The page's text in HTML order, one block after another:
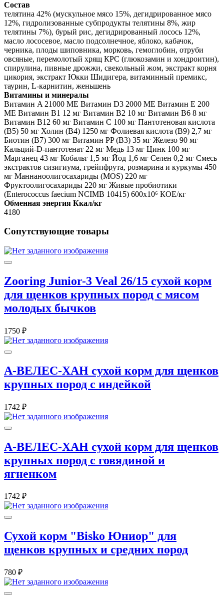
Состав
телятина 42% (мускульное мясо 15%, дегидрированное мясо
12%, гидролизованные субпродукты телятины 8%, жир
телятины 7%), бурый рис, дегидрированный лосось 12%,
масло лососевое, масло подсолнечное, яблоко, кабачок,
черника, плоды шиповника, морковь, гемоглобин, отруби
овсяные, перемолотый хрящ КРС (глюкозамин и хондроитин),
спирулина, пивные дрожжи, свекольный жом, экстракт корня
цикория, экстракт Юкки Шидигера, витаминный премикс,
таурин, L-карнитин, женьшень
Витамины и минералы
Витамин A 21000 ME Витамин D3 2000 ME Витамин E 200
МЕ Витамин B1 12 мг Витамин B2 10 мг Витамин B6 8 мг
Витамин B12 60 мг Витамин C 100 мг Пантотеновая кислота
(B5) 50 мг Холин (В4) 1250 мг Фолиевая кислота (B9) 2,7 мг
Биотин (В7) 300 мг Витамин PP (B3) 35 мг Железо 90 мг
Кальций-D-пантотенат 22 мг Медь 13 мг Цинк 100 мг
Марганец 43 мг Кобальт 1,5 мг Йод 1,6 мг Селен 0,2 мг Смесь
экстрактов сизигиума, грейпфрута, розмарина и куркумы 450
мг Маннаноолигосахариды (MOS) 220 мг
Фруктоолигосахариды 220 мг Живые пробиотики
(Enterococcus faecium NCIMB 10415) 600x10⁶ КОЕ/кг
Обменная энергия Ккал/кг
4180
Сопутствующие товары
Zooring Junior-3 Veal 26/15 сухой корм
для щенков крупных пород с мясом
молодых бычков
1750 ₽
А-ВЕЛЕС-ХАН сухой корм для щенков
крупных пород с индейкой
1742 ₽
А-ВЕЛЕС-ХАН сухой корм для щенков
крупных пород с говядиной и
ягненком
1742 ₽
Сухой корм "Bisko Юниор" для
щенков крупных и средних пород
780 ₽